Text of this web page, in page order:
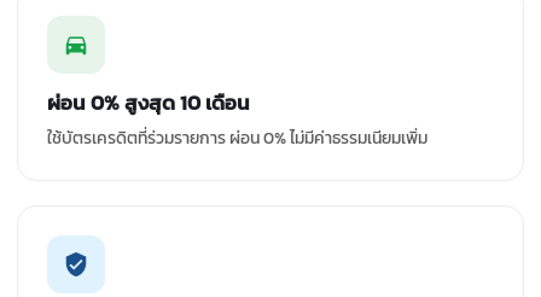
ผ่อน 0% สูงสุด 10 เดือน
ใช้บัตรเครดิตที่ร่วมรายการ ผ่อน 0% ไม่มีค่าธรรมเนียมเพิ่ม